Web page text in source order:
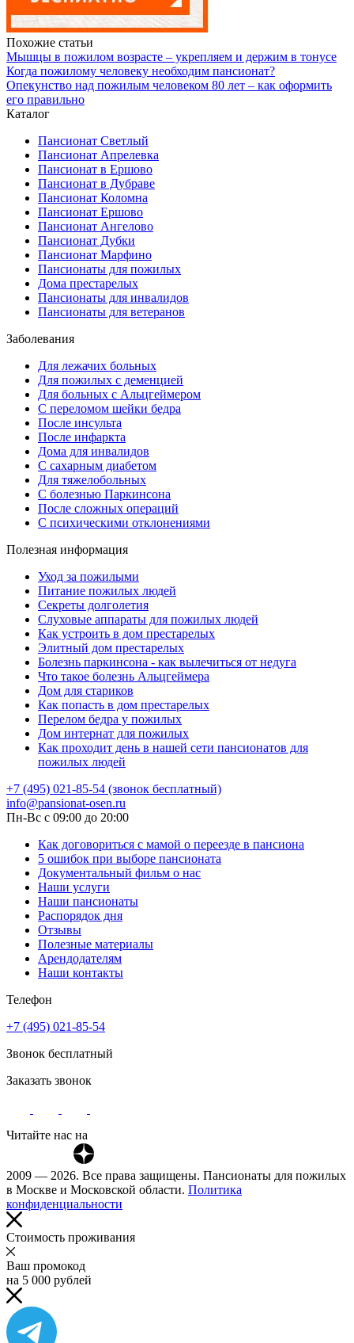
Похожие статьи
Мышцы в пожилом возрасте – укрепляем и держим в тонусе
Когда пожилому человеку необходим пансионат?
Опекунство над пожилым человеком 80 лет – как оформить
его правильно
Каталог
Пансионат Светлый
Пансионат Апрелевка
Пансионат в Ершово
Пансионат в Дубраве
Пансионат Коломна
Пансионат Ершово
Пансионат Ангелово
Пансионат Дубки
Пансионат Марфино
Пансионаты для пожилых
Дома престарелых
Пансионаты для инвалидов
Пансионаты для ветеранов
Заболевания
Для лежачих больных
Для пожилых с деменцией
Для больных с Альцгеймером
С переломом шейки бедра
После инсульта
После инфаркта
Дома для инвалидов
С сахарным диабетом
Для тяжелобольных
С болезнью Паркинсона
После сложных операций
С психическими отклонениями
Полезная информация
Уход за пожилыми
Питание пожилых людей
Секреты долголетия
Слуховые аппараты для пожилых людей
Как устроить в дом престарелых
Элитный дом престарелых
Болезнь паркинсона - как вылечиться от недуга
Что такое болезнь Альцгеймера
Дом для стариков
Как попасть в дом престарелых
Перелом бедра у пожилых
Дом интернат для пожилых
Как проходит день в нашей сети пансионатов для
пожилых людей
+7 (495) 021-85-54 (звонок бесплатный)
info@pansionat-osen.ru
Пн-Вс с 09:00 до 20:00
Как договориться с мамой о переезде в пансиона
5 ошибок при выборе пансионата
Документальный фильм о нас
Наши услуги
Наши пансионаты
Распорядок дня
Отзывы
Полезные материалы
Арендодателям
Наши контакты
Телефон
+7 (495) 021-85-54
Звонок бесплатный
Заказать звонок
Читайте нас на
2009 — 2026. Все права защищены. Пансионаты для пожилых
в Москве и Московской области. Политика
конфиденциальности
Cтоимость проживания
Ваш промокод
на 5 000 рублей